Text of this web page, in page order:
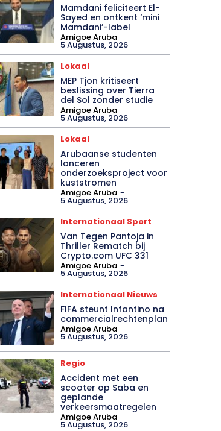
Mamdani feliciteert El-
Sayed en ontkent ‘mini
Mamdani’-label
Amigoe Aruba -
5 Augustus, 2026
Lokaal
MEP Tjon kritiseert
beslissing over Tierra
del Sol zonder studie
Amigoe Aruba -
5 Augustus, 2026
Lokaal
Arubaanse studenten
lanceren
onderzoeksproject voor
kuststromen
Amigoe Aruba -
5 Augustus, 2026
Internationaal Sport
Van Tegen Pantoja in
Thriller Rematch bij
Crypto.com UFC 331
Amigoe Aruba -
5 Augustus, 2026
Internationaal Nieuws
FIFA steunt Infantino na
commercialrechtenplan
Amigoe Aruba -
5 Augustus, 2026
Regio
Accident met een
scooter op Saba en
geplande
verkeersmaatregelen
Amigoe Aruba -
5 Augustus, 2026